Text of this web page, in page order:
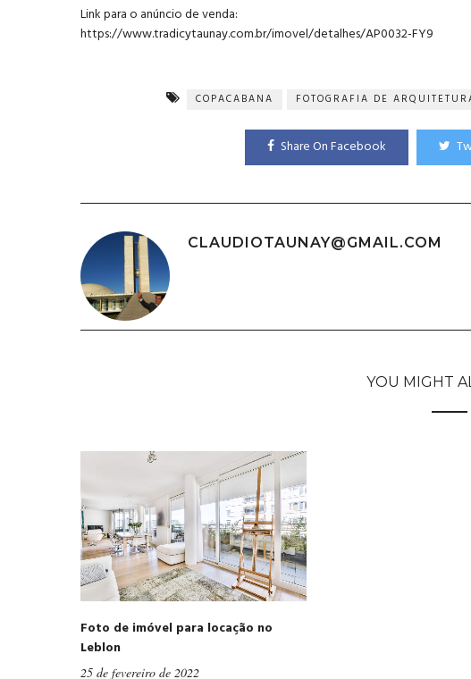
Link para o anúncio de venda:
https://www.tradicytaunay.com.br/imovel/detalhes/AP0032-FY9
COPACABANA FOTOGRAFIA DE
Share On Facebook
CLAUDIOTAUNAY@GMAIL.COM
YOU MIGHT
Foto de imóvel para locação no
Leblon
25 de fevereiro de 2022